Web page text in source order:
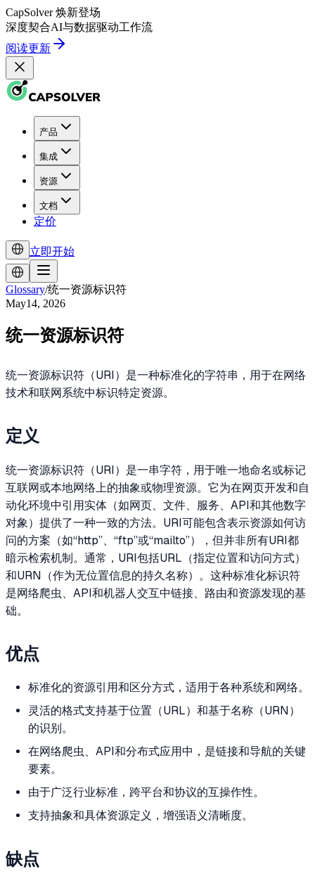
CapSolver 焕新登场
深度契合AI与数据驱动工作流
阅读更新
产品
集成
资源
文档
定价
立即开始
Glossary/统一资源标识符
May14, 2026
统一资源标识符
统一资源标识符（URI）是一种标准化的字符串，用于在网络
技术和联网系统中标识特定资源。
定义
统一资源标识符（URI）是一串字符，用于唯一地命名或标记
互联网或本地网络上的抽象或物理资源。它为在网页开发和自
动化环境中引用实体（如网页、文件、服务、API和其他数字
对象）提供了一种一致的方法。URI可能包含表示资源如何访
问的方案（如“http”、“ftp”或“mailto”），但并非所有URI都
暗示检索机制。通常，URI包括URL（指定位置和访问方式）
和URN（作为无位置信息的持久名称）。这种标准化标识符
是网络爬虫、API和机器人交互中链接、路由和资源发现的基
础。
优点
标准化的资源引用和区分方式，适用于各种系统和网络。
灵活的格式支持基于位置（URL）和基于名称（URN）
的识别。
在网络爬虫、API和分布式应用中，是链接和导航的关键
要素。
由于广泛行业标准，跨平台和协议的互操作性。
支持抽象和具体资源定义，增强语义清晰度。
缺点